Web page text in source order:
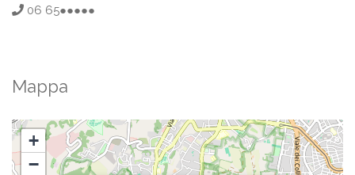
06 65●●●●●
Mappa
+
−